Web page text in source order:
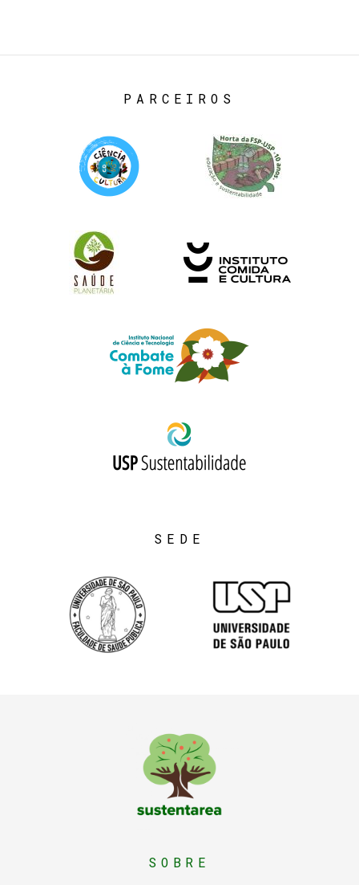
PARCEIROS
SEDE
SOBRE